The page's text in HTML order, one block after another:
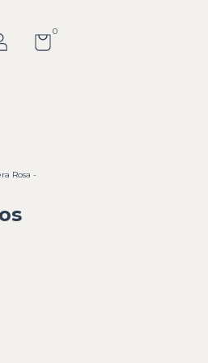
0
Rosa -